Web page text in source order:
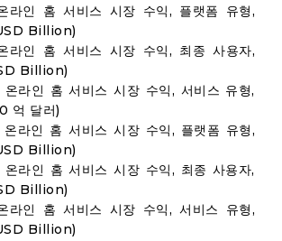
라인 홈 서비스 시장 수익, 플랫폼 유형,
Billion)
라인 홈 서비스 시장 수익, 최종 사용자,
Billion)
라인 홈 서비스 시장 수익, 서비스 유형,
억 달러)
라인 홈 서비스 시장 수익, 플랫폼 유형,
Billion)
라인 홈 서비스 시장 수익, 최종 사용자,
Billion)
라인 홈 서비스 시장 수익, 서비스 유형,
Billion)